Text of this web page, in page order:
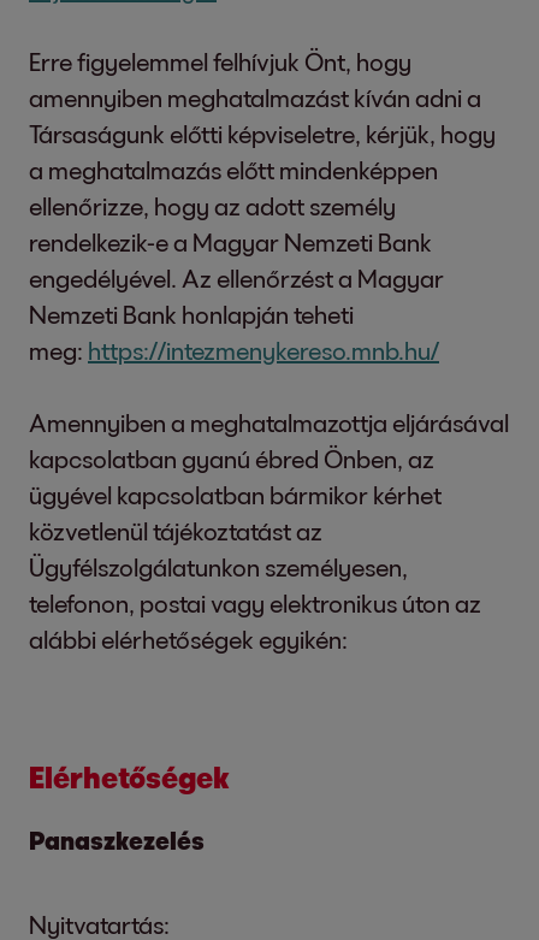
Erre figyelemmel felhívjuk Önt, hogy
amennyiben meghatalmazást kíván adni a
Társaságunk előtti képviseletre, kérjük, hogy
a meghatalmazás előtt mindenképpen
ellenőrizze, hogy az adott személy
rendelkezik-e a Magyar Nemzeti Bank
engedélyével. Az ellenőrzést a Magyar
Nemzeti Bank honlapján teheti
meg: https://intezmenykereso.mnb.hu/
Amennyiben a meghatalmazottja eljárásával
kapcsolatban gyanú ébred Önben, az
ügyével kapcsolatban bármikor kérhet
közvetlenül tájékoztatást az
Ügyfélszolgálatunkon személyesen,
telefonon, postai vagy elektronikus úton az
alábbi elérhetőségek egyikén:
Elérhetőségek
Panaszkezelés
Nyitvatartás: